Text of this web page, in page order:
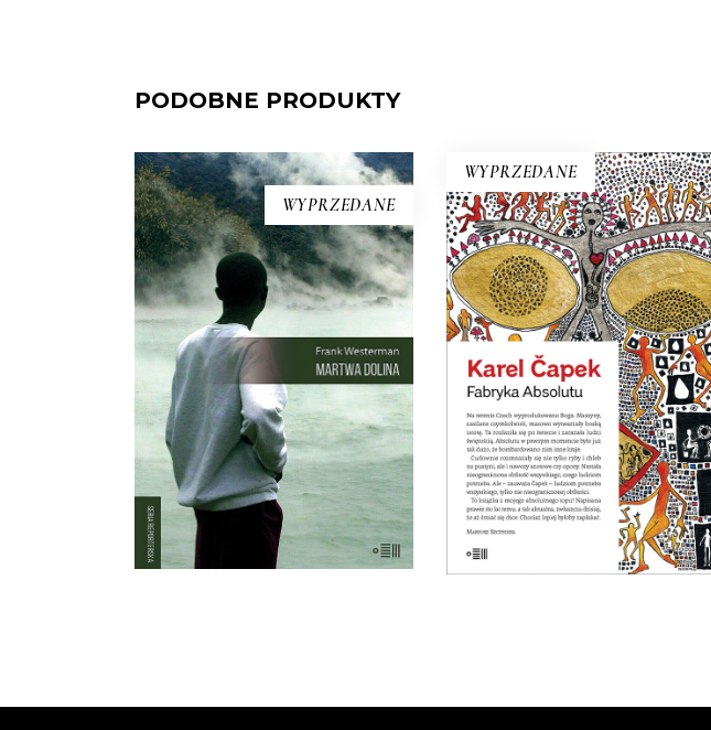
PODOBNE PRODUKTY
WYPRZEDANE
MARTWA DOLINA
21 sierpnia 1986 roku z doliny w
Kamerunie zniknęło życie.
Kurczaki, pawiany, zebu i ptaki
leżały martwe w trawie – tak
samo jak dwa tysiące mężczyzn,
kobiet i dzieci. Chaty i drzewa
palmowe stały nietknięte. Takie
są fakty. Ale co się wydarzyło?
WYPRZEDANE
E-BOOK DO
KOSZYKA
FABRYKA ABSOLUTU
Na terenie Czech
wyprodukowano Boga. Nastała
na świecie nieograniczona
obfitość wszystkiego. Ale
okazało się, że ludziom potrzeba
wszystkiego, tylko nie
nieograniczonej obfitości.
39.00zł 19.50zł